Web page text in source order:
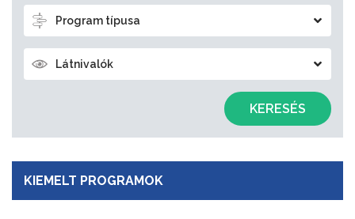
Program típusa
Látnivalók
KERESÉS
KIEMELT PROGRAMOK